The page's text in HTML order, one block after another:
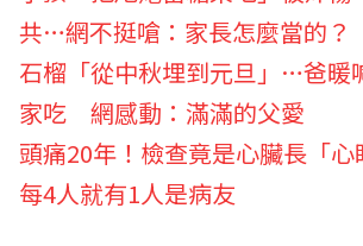
共…網不挺嗆：家長怎麼當的？
石榴「從中秋埋到元旦」…爸暖
家吃 網感動：滿滿的父愛
頭痛20年！檢查竟是心臟長「
每4人就有1人是病友